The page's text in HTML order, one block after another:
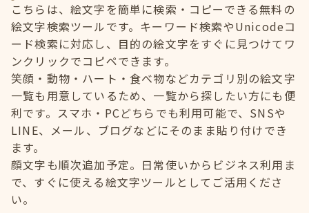
こちらは、絵文字を簡単に検索・コピーできる無料の
絵文字検索ツールです。キーワード検索やUnicodeコ
ード検索に対応し、目的の絵文字をすぐに見つけてワ
ンクリックでコピペできます。
笑顔・動物・ハート・食べ物などカテゴリ別の絵文字
一覧も用意しているため、一覧から探したい方にも便
利です。スマホ・PCどちらでも利用可能で、SNSや
LINE、メール、ブログなどにそのまま貼り付けでき
ます。
顔文字も順次追加予定。日常使いからビジネス利用ま
で、すぐに使える絵文字ツールとしてご活用くださ
い。